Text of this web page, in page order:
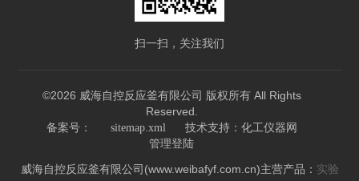
扫一扫，关注我们
©2026 威海自控反应釜有限公司 版权所有 All Rights
Reserved.
备案号： sitemap.xml 技术支持： 化工仪器网
管理登陆
威海自控反应釜有限公司(www.weibafyf.com.cn)主营产品： 实验